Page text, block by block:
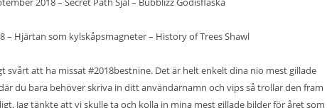
– Hjärtan som kylskåpsmagneter– History of Trees Shawl
svårt att ha missat#2018bestnine. Det är helt enkelt dina nio mest gillade
du bara behöver skriva in ditt användarnamn och vips så trollar den fram
Jag tänkte att vi skulle ta och kolla in mina mest gillade bilder för året som